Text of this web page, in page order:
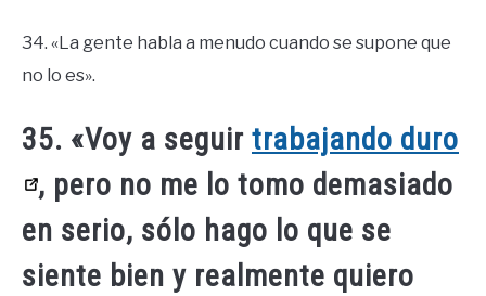
34. «La gente habla a menudo cuando se supone que
no lo es».
35. «Voy a seguir trabajando duro
, pero no me lo tomo demasiado
en serio, sólo hago lo que se
siente bien y realmente quiero